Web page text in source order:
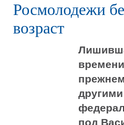
Росмолодежи
возраст
под